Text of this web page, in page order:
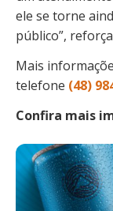
ele se torne
público”,
Mais
telefone (48)
Confira mais